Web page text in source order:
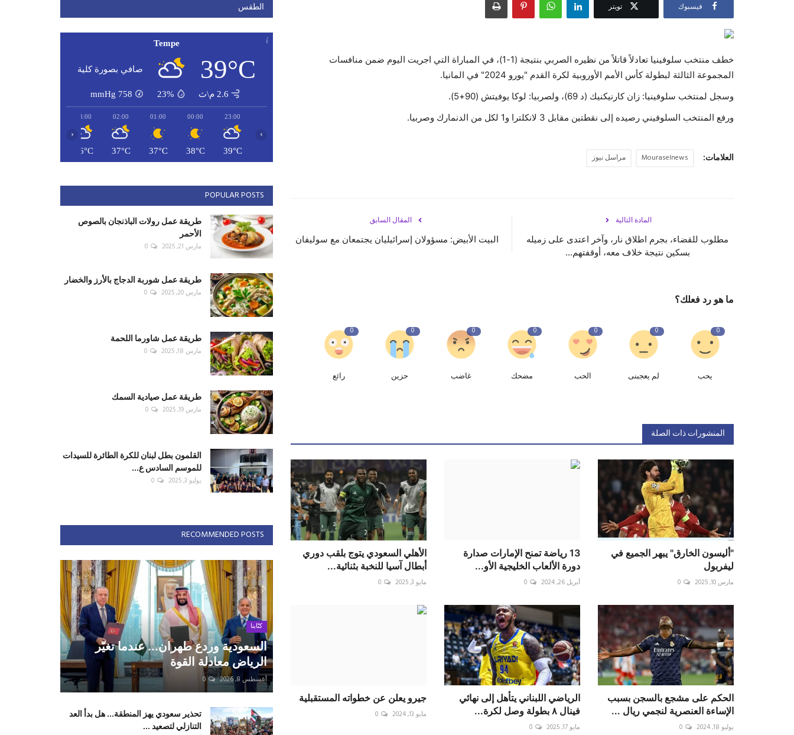
فيسبوك تويتر
خطف منتخب سلوفينيا تعادلاً قاتلاً من نظيره الصربي بنتيجة (1-1)، في المباراة التي اجريت اليوم ضمن منافسات
المجموعة الثالثة لبطولة كأس الأمم الأوروبية لكرة القدم "يورو 2024" في المانيا.
وسجل لمنتخب سلوفينيا: زان كارنيكنيك (د 69)، ولصربيا: لوكا يوفيتش (90+5).
ورفع المنتخب السلوفيني رصيده إلى نقطتين مقابل 3 لانكلترا و1 لكل من الدنمارك وصربيا.
العلامات: Mouraselnews مراسل نيوز
المقال السابق
البيت الأبيض: مسؤولان إسرائيليان يجتمعان مع سوليفان
المادة التالية
مطلوب للقضاء، بجرم اطلاق نار، وآخر اعتدى على زميله
بسكين نتيجة خلاف معه، أوقفتهم...
ما هو رد فعلك؟
0
يحب
0
لم يعجبنى
0
الحب
0
مضحك
0
غاضب
0
حزين
0
رائع
المنشورات ذات الصلة
"أليسون الخارق" يبهر الجميع في
ليفربول
مارس 10, 2025 0
13 رياضة تمنح الإمارات صدارة
دورة الألعاب الخليجية الأو...
أبريل 26, 2024 0
الأهلي السعودي يتوج بلقب دوري
أبطال آسيا للنخبة بثنائية...
مايو 3, 2025 0
الحكم على مشجع بالسجن بسبب
الإساءة العنصرية لنجمي ريال ...
يوليو 18, 2024 0
الرياضي اللبناني يتأهل إلى نهائي
فينال ٨ بطولة وصل لكرة...
مايو 17, 2025 0
جيرو يعلن عن خطواته المستقبلية
مايو 13, 2024 0
الطقس
Tempe
39°C صافي بصورة كلية
2.6 م\ث 23%
758
mmHg
23:00
39°C
00:00
38°C
01:00
37°C
02:00
37°C
03:00
36°C
‹ ›
POPULAR POSTS
طريقة عمل رولات الباذنجان بالصوص
الأحمر
مارس 21, 2025 0
طريقة عمل شوربة الدجاج بالأرز والخضار
مارس 20, 2025 0
طريقة عمل شاورما اللحمة
مارس 18, 2025 0
طريقة عمل صيادية السمك
مارس 19, 2025 0
القلمون بطل لبنان للكرة الطائرة للسيدات
للموسم السادس ع...
يوليو 3, 2025 0
RECOMMENDED POSTS
كتّابنا
السعودية وردع طهران... عندما تغيّر
الرياض معادلة القوة
أغسطس 8, 2026 0
تحذير سعودي يهز المنطقة... هل بدأ العد
التنازلي لتصعيد ...